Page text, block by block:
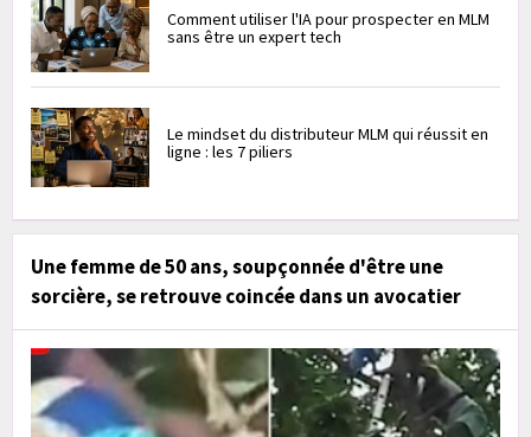
Comment utiliser l'IA pour prospecter en MLM
sans être un expert tech
Le mindset du distributeur MLM qui réussit en
ligne : les 7 piliers
Une femme de 50 ans, soupçonnée d'être une
sorcière, se retrouve coincée dans un avocatier